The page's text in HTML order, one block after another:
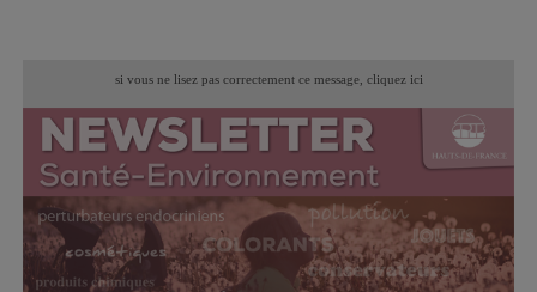
si vous ne lisez pas correctement ce message, cliquez ici